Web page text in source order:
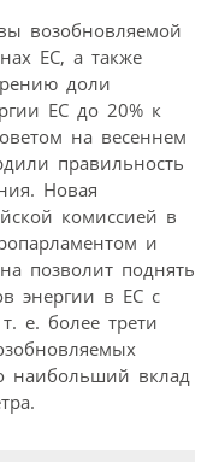
возобновляемой
ЕС, а также
доли
ЕС до 20% к
на весеннем
правильность
Новая
комиссией в
и
позволит поднять
энергии в ЕС с
е. более трети
наибольший вклад